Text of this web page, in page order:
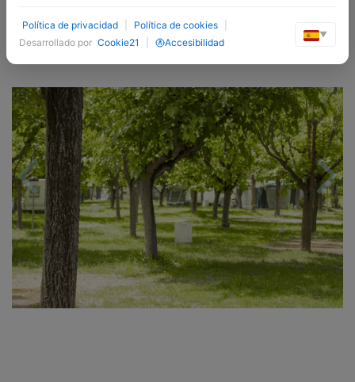
BOOK NOW!
Previous
Política de privacidad Política de cookies
Desarrollado por Cookie21 Accesibilidad
▼